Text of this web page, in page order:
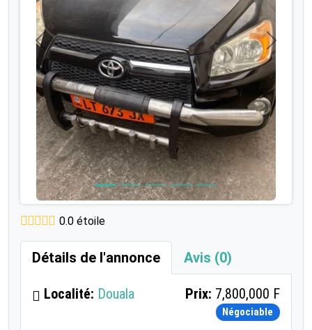
Précédent Suivant
0.0 étoile
Détails de l'annonce Avis (0)
Localité: Douala Prix: 7,800,000 F
Négociable